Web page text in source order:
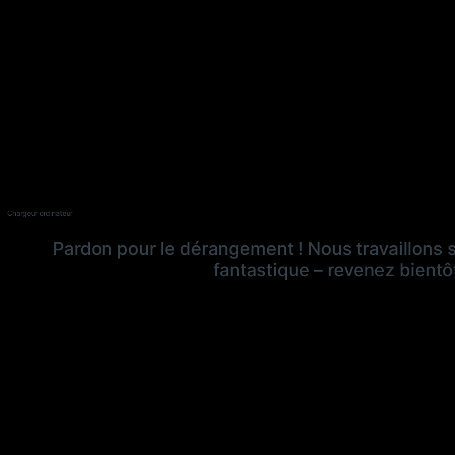
Chargeur ordinateur
Pardon pour le dérangement ! Nous travaillons
fantastique – revenez